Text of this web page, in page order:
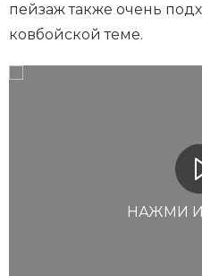
пейзаж также очень
ковбойской теме.
НАЖМИ